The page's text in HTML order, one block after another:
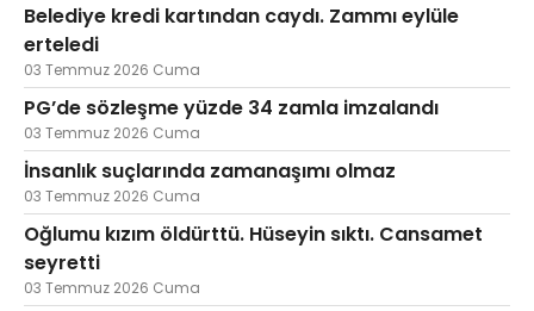
Belediye kredi kartından caydı. Zammı eylüle
erteledi
03 Temmuz 2026 Cuma
PG’de sözleşme yüzde 34 zamla imzalandı
03 Temmuz 2026 Cuma
İnsanlık suçlarında zamanaşımı olmaz
03 Temmuz 2026 Cuma
Oğlumu kızım öldürttü. Hüseyin sıktı. Cansamet
seyretti
03 Temmuz 2026 Cuma